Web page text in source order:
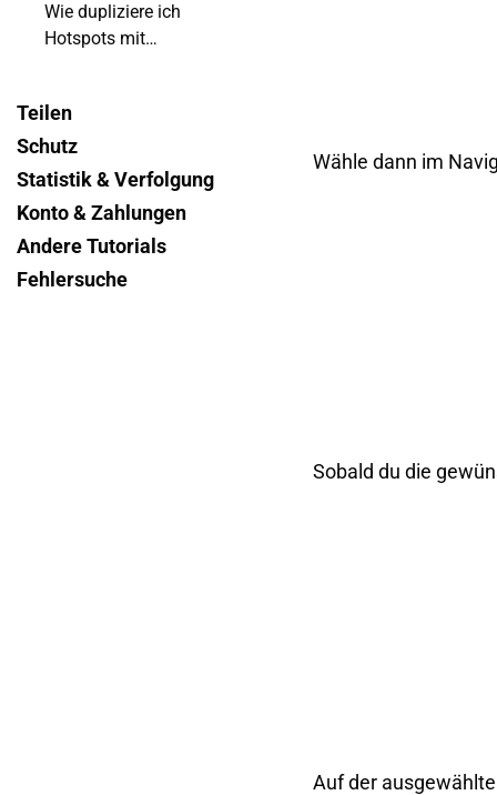
machen?
Wie dupliziere ich
Hotspots mit
Teilen
Schutz
Statistik & Verfolgung
Konto & Zahlungen
Andere Tutorials
Fehlersuche
Wähle dann im
Sobald du die
Auf der